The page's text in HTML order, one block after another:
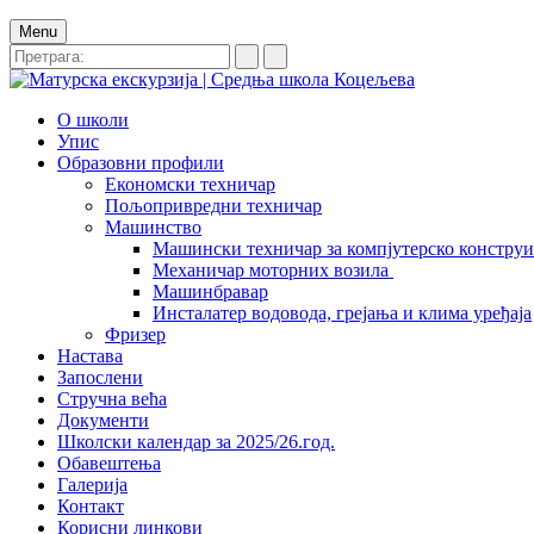
Menu
О школи
Упис
Образовни профили
Економски техничар
Пољопривредни техничар
Машинство
Машински техничар за компјутерско
Механичар моторних возила
Машинбравар
Инсталатер водовода, грејања и клима уређаја
Фризер
Настава
Запослени
Стручна већа
Документи
Школски календар за 2025/26.год.
Обавештења
Галерија
Контакт
Корисни линкови